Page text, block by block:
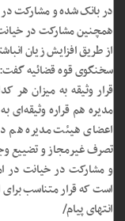
همچنین مشارکت در خیانت
از طریق افزایش زیان
سخنگوی قوه قضائیه
اعضای هیئت مدیره هم در
تصرف غیرمجاز و تضییع
و مشارکت در خیانت در
است که قرار متناسب برای
انتهای پیام/